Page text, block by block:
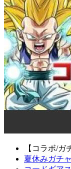
【コラボ/ガ
夏休みガチ